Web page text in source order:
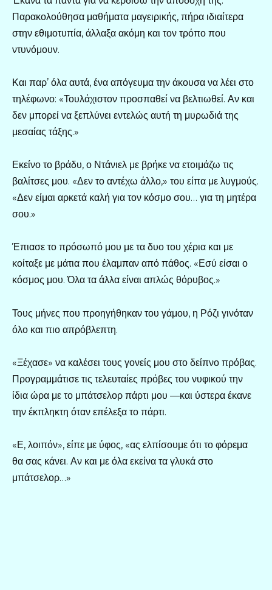
Παρακολούθησα μαθήματα μαγειρικής, πήρα ιδιαίτερα
στην εθιμοτυπία, άλλαξα ακόμη και τον τρόπο που
ντυνόμουν.
Και παρ’ όλα αυτά, ένα απόγευμα την άκουσα να λέει στο
τηλέφωνο: «Τουλάχιστον προσπαθεί να βελτιωθεί. Αν και
δεν μπορεί να ξεπλύνει εντελώς αυτή τη μυρωδιά της
μεσαίας τάξης.»
Εκείνο το βράδυ, ο Ντάνιελ με βρήκε να ετοιμάζω τις
βαλίτσες μου. «Δεν το αντέχω άλλο,» του είπα με λυγμούς.
«Δεν είμαι αρκετά καλή για τον κόσμο σου… για τη μητέρα
σου.»
Έπιασε το πρόσωπό μου με τα δυο του χέρια και με
κοίταξε με μάτια που έλαμπαν από πάθος. «Εσύ είσαι ο
κόσμος μου. Όλα τα άλλα είναι απλώς θόρυβος.»
Τους μήνες που προηγήθηκαν του γάμου, η Ρόζι γινόταν
όλο και πιο απρόβλεπτη.
«Ξέχασε» να καλέσει τους γονείς μου στο δείπνο πρόβας.
Προγραμμάτισε τις τελευταίες πρόβες του νυφικού την
ίδια ώρα με το μπάτσελορ πάρτι μου —και ύστερα έκανε
την έκπληκτη όταν επέλεξα το πάρτι.
«Ε, λοιπόν», είπε με ύφος, «ας ελπίσουμε ότι το φόρεμα
θα σας κάνει. Αν και με όλα εκείνα τα γλυκά στο
μπάτσελορ…»